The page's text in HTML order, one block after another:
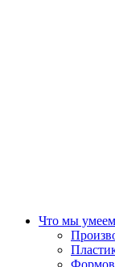
Что мы умеем